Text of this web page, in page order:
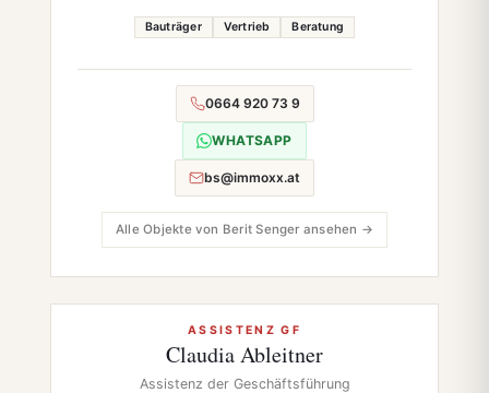
Bauträger Vertrieb Beratung
0664 920 73 9
WHATSAPP
bs@immoxx.at
Alle Objekte von Berit Senger ansehen →
ASSISTENZ GF
Claudia Ableitner
Assistenz der Geschäftsführung